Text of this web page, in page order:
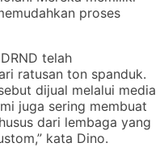
proses
telah
ratusan ton spanduk.
dijual melalui media
juga sering membuat
dari lembaga yang
kata Dino.